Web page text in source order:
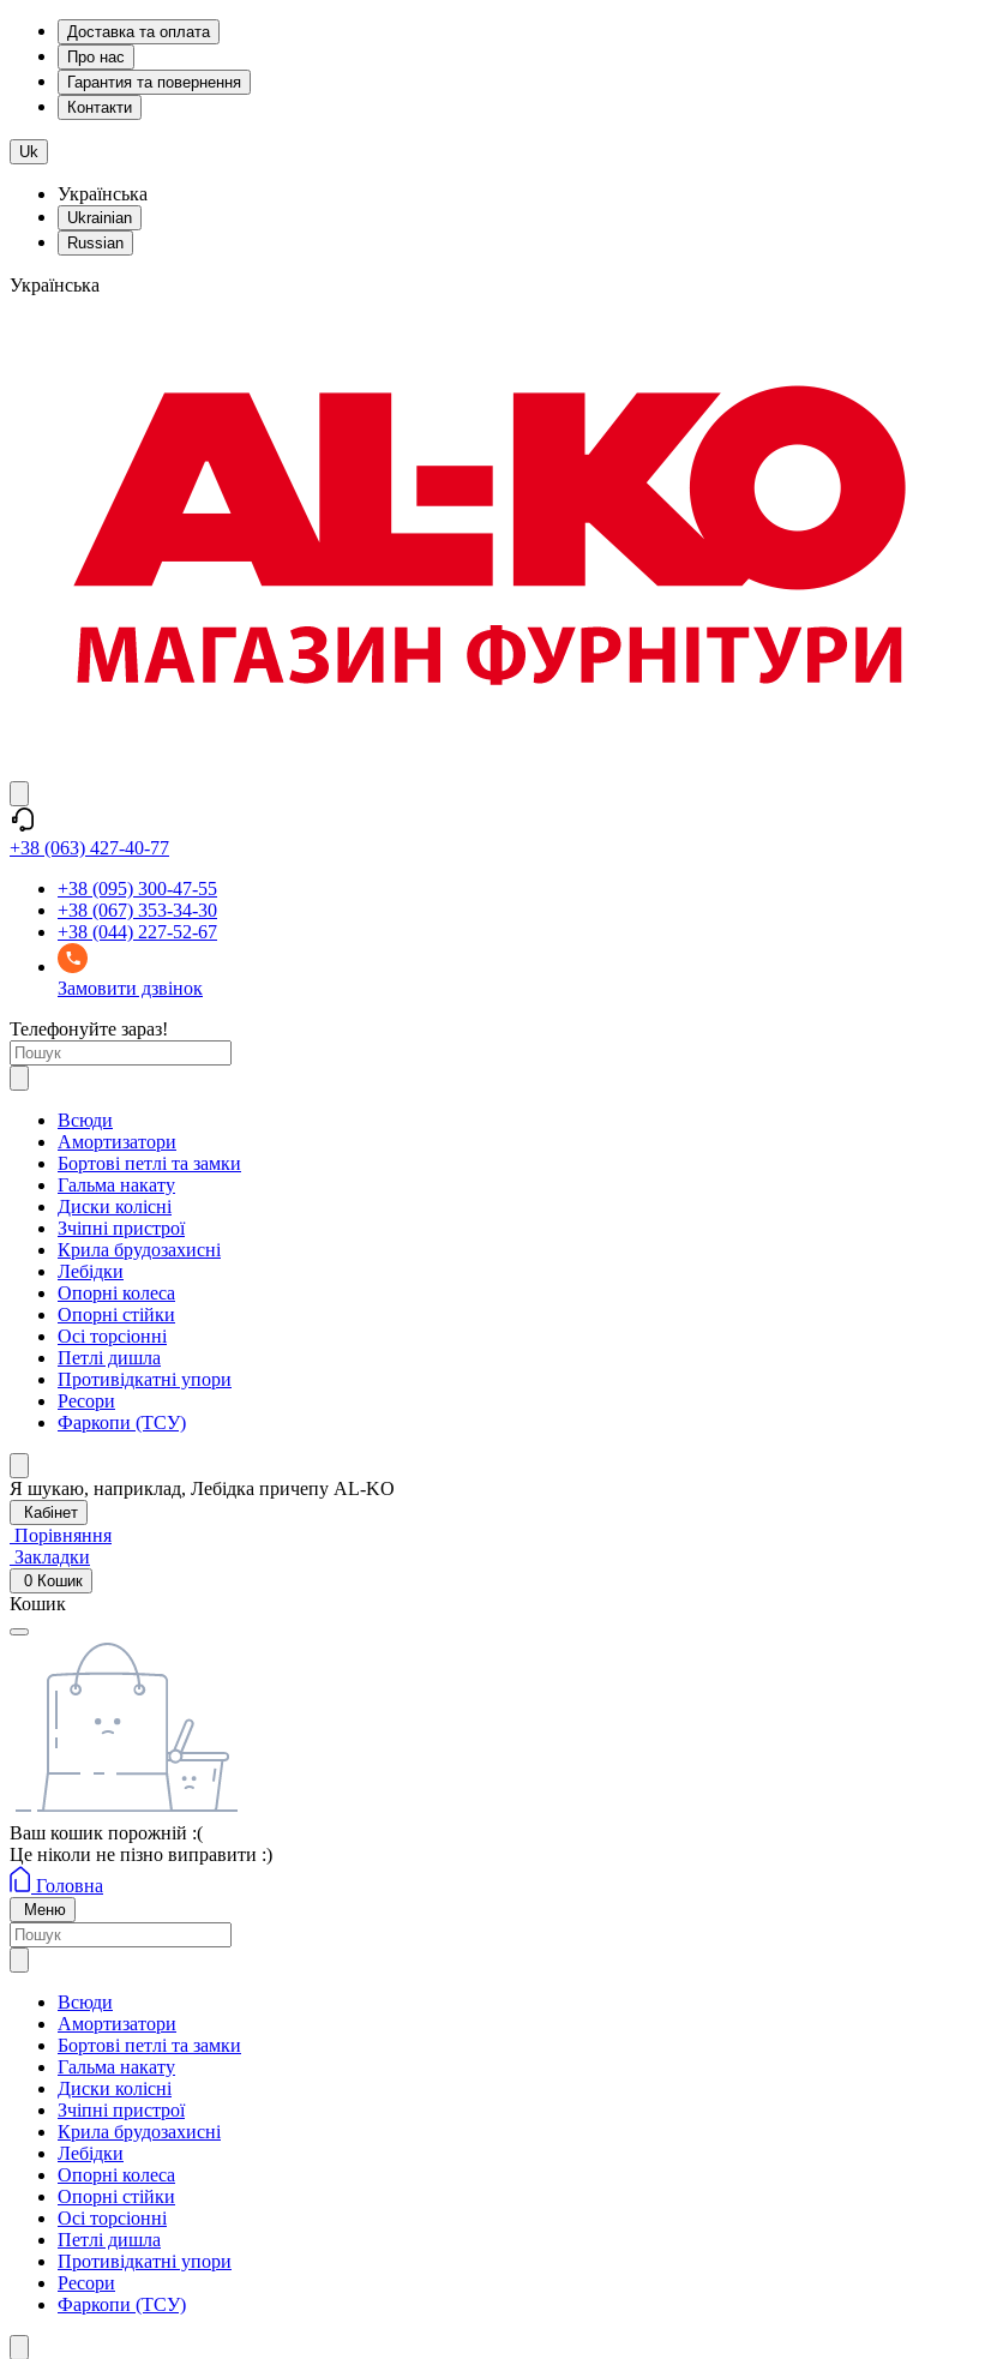
Доставка та оплата
Про нас
Гарантия та повернення
Контакти
Uk
Українська
Ukrainian
Russian
Українська
+38 (063) 427-40-77
+38 (095) 300-47-55
+38 (067) 353-34-30
+38 (044) 227-52-67
Замовити дзвінок
Телефонуйте зараз!
Всюди
Амортизатори
Бортові петлі та замки
Гальма накату
Диски колісні
Зчіпні пристрої
Крила брудозахисні
Лебідки
Опорні колеса
Опорні стійки
Осі торсіонні
Петлі дишла
Противідкатні упори
Ресори
Фаркопи (ТСУ)
Я шукаю, наприклад, Лебідка причепу AL-KO
Кабінет
Порівняння
Закладки
0 Кошик
Кошик
Ваш кошик порожній :(
Це ніколи не пізно виправити :)
Головна
Меню
Всюди
Амортизатори
Бортові петлі та замки
Гальма накату
Диски колісні
Зчіпні пристрої
Крила брудозахисні
Лебідки
Опорні колеса
Опорні стійки
Осі торсіонні
Петлі дишла
Противідкатні упори
Ресори
Фаркопи (ТСУ)